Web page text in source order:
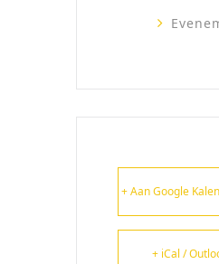
+ Aan Google
+ iCal /